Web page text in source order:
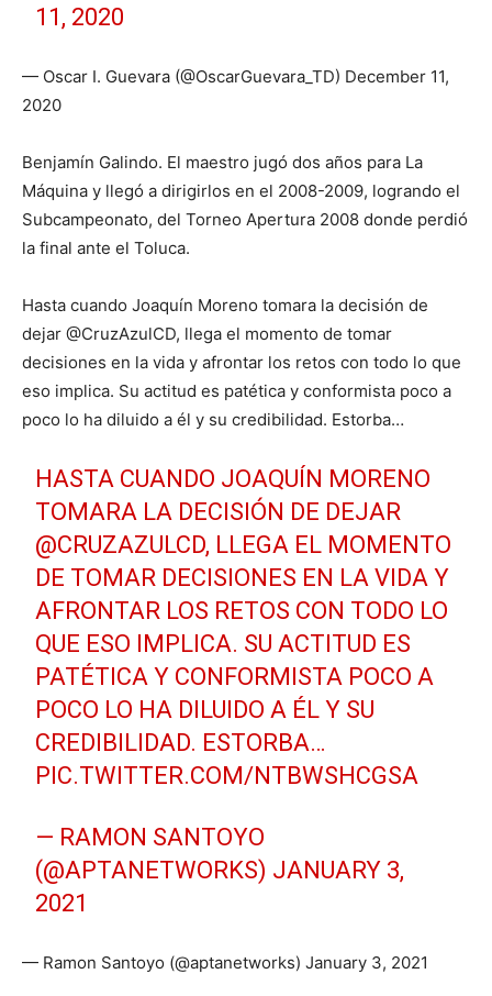
11, 2020
— Oscar I. Guevara (@OscarGuevara_TD) December 11,
2020
Benjamín Galindo. El maestro jugó dos años para La
Máquina y llegó a dirigirlos en el 2008-2009, logrando el
Subcampeonato, del Torneo Apertura 2008 donde perdió
la final ante el Toluca.
Hasta cuando Joaquín Moreno tomara la decisión de
dejar @CruzAzulCD, llega el momento de tomar
decisiones en la vida y afrontar los retos con todo lo que
eso implica. Su actitud es patética y conformista poco a
poco lo ha diluido a él y su credibilidad. Estorba…
HASTA CUANDO JOAQUÍN MORENO
TOMARA LA DECISIÓN DE DEJAR
@CRUZAZULCD, LLEGA EL MOMENTO
DE TOMAR DECISIONES EN LA VIDA Y
AFRONTAR LOS RETOS CON TODO LO
QUE ESO IMPLICA. SU ACTITUD ES
PATÉTICA Y CONFORMISTA POCO A
POCO LO HA DILUIDO A ÉL Y SU
CREDIBILIDAD. ESTORBA…
PIC.TWITTER.COM/NTBWSHCGSA
— RAMON SANTOYO
(@APTANETWORKS) JANUARY 3,
2021
— Ramon Santoyo (@aptanetworks) January 3, 2021